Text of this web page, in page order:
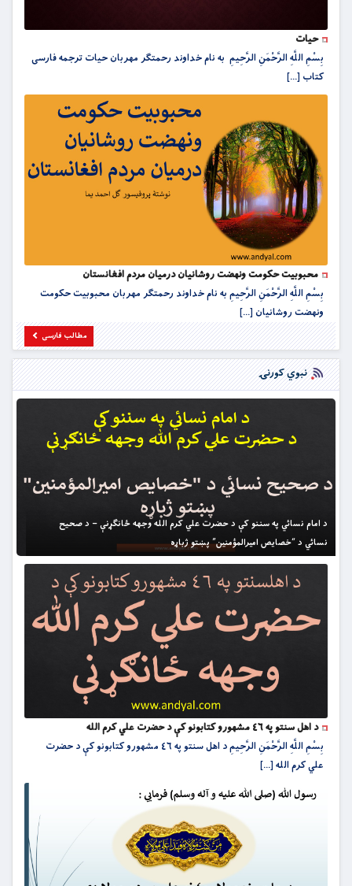
حیات
بِسْمِ اللَّهِ الرَّحْمَنِ الرَّحِيمِ به نام خداوند رحمتگر مهربان حیات ترجمه فارسی
کتاب [...]
محبوبیت حکومت ونهضت روشانیان درمیان مردم افغانستان
بِسْمِ اللَّهِ الرَّحْمَنِ الرَّحِيمِ به نام خداوند رحمتگر مهربان محبوبیت حکومت
ونهضت روشانیان [...]
مطالب فارسی
نبوي کورنۍ
د امام نسائي په سننو کې د حضرت علي کرم الله وجهه ځانګړنې – د صحيح
نسائي د “خصايص اميرالمؤمنين” پښتو ژباړه
د اهل سنتو په ٤٦ مشهورو کتابونو کې د حضرت علي کرم الله
بِسْمِ اللَّهِ الرَّحْمَنِ الرَّحِيمِ د اهل سنتو په ٤٦ مشهورو کتابونو کې د حضرت
علي کرم الله [...]